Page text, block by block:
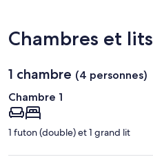
Chambres et lits
1 chambre (4 personnes)
Chambre 1
1 futon (double) et 1 grand lit